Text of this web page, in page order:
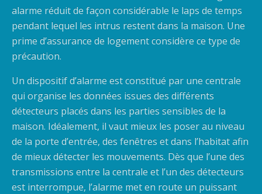
alarme réduit de façon considérable le laps de temps
pendant lequel les intrus restent dans la maison. Une
prime d’assurance de logement considère ce type de
précaution.
Un dispositif d’alarme est constitué par une centrale
qui organise les données issues des différents
détecteurs placés dans les parties sensibles de la
maison. Idéalement, il vaut mieux les poser au niveau
de la porte d’entrée, des fenêtres et dans l’habitat afin
de mieux détecter les mouvements. Dès que l’une des
transmissions entre la centrale et l’un des détecteurs
est interrompue, l’alarme met en route un puissant